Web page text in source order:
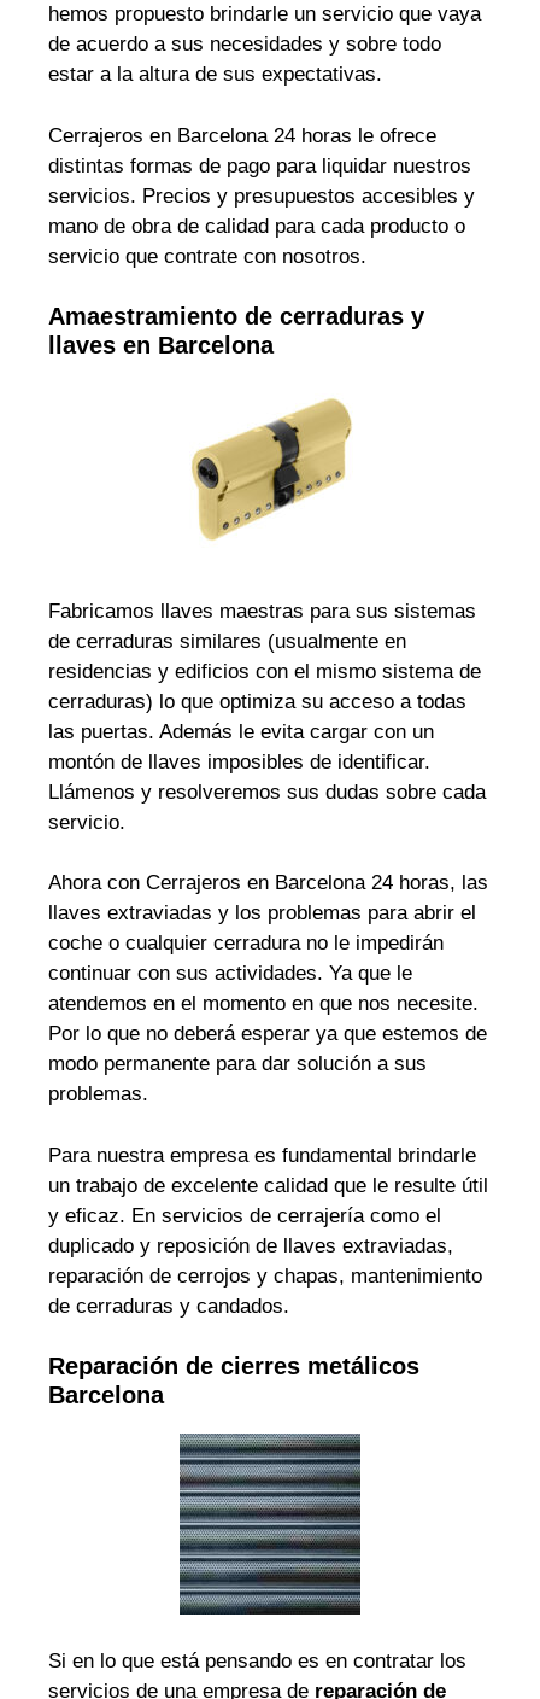
hemos propuesto brindarle un servicio que vaya
de acuerdo a sus necesidades y sobre todo
estar a la altura de sus expectativas.
Cerrajeros en Barcelona 24 horas le ofrece
distintas formas de pago para liquidar nuestros
servicios. Precios y presupuestos accesibles y
mano de obra de calidad para cada producto o
servicio que contrate con nosotros.
Amaestramiento de cerraduras y
llaves en Barcelona
Fabricamos llaves maestras para sus sistemas
de cerraduras similares (usualmente en
residencias y edificios con el mismo sistema de
cerraduras) lo que optimiza su acceso a todas
las puertas. Además le evita cargar con un
montón de llaves imposibles de identificar.
Llámenos y resolveremos sus dudas sobre cada
servicio.
Ahora con Cerrajeros en Barcelona 24 horas, las
llaves extraviadas y los problemas para abrir el
coche o cualquier cerradura no le impedirán
continuar con sus actividades. Ya que le
atendemos en el momento en que nos necesite.
Por lo que no deberá esperar ya que estemos de
modo permanente para dar solución a sus
problemas.
Para nuestra empresa es fundamental brindarle
un trabajo de excelente calidad que le resulte útil
y eficaz. En servicios de cerrajería como el
duplicado y reposición de llaves extraviadas,
reparación de cerrojos y chapas, mantenimiento
de cerraduras y candados.
Reparación de cierres metálicos
Barcelona
Si en lo que está pensando es en contratar los
servicios de una empresa de reparación de